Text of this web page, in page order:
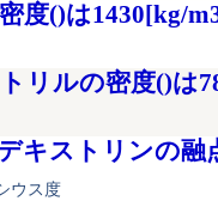
度()は1430[kg/
リルの密度()は
キストリンの融
ウス度